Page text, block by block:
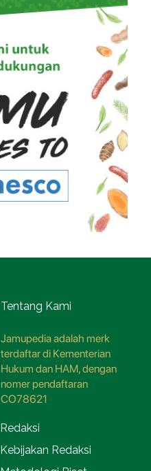
Tentang Kami
Jamupedia adalah merk
Hukum dan HAM, dengan
nomer pendaftaran
CO78621